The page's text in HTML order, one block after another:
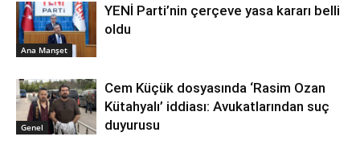
Ana Manşet
YENİ Parti’nin çerçeve yasa kararı belli
oldu
Genel
Cem Küçük dosyasında ‘Rasim Ozan
Kütahyalı’ iddiası: Avukatlarından suç
duyurusu